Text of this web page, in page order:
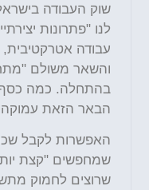
שוק העבודה בישראל
לנו "פתרונות
עבודה אטרקטיבית,
והשאר משולם "מתחת
בהתחלה. כמה כסף
הבאר הזאת עמוקה
האפשרות לקבל שכר
שמחפשים "קצת יותר"
שרוצים לחמוק מתשלום